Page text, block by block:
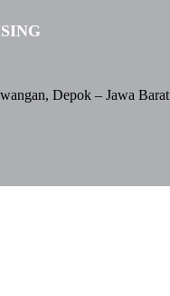
Depok – Jawa Barat